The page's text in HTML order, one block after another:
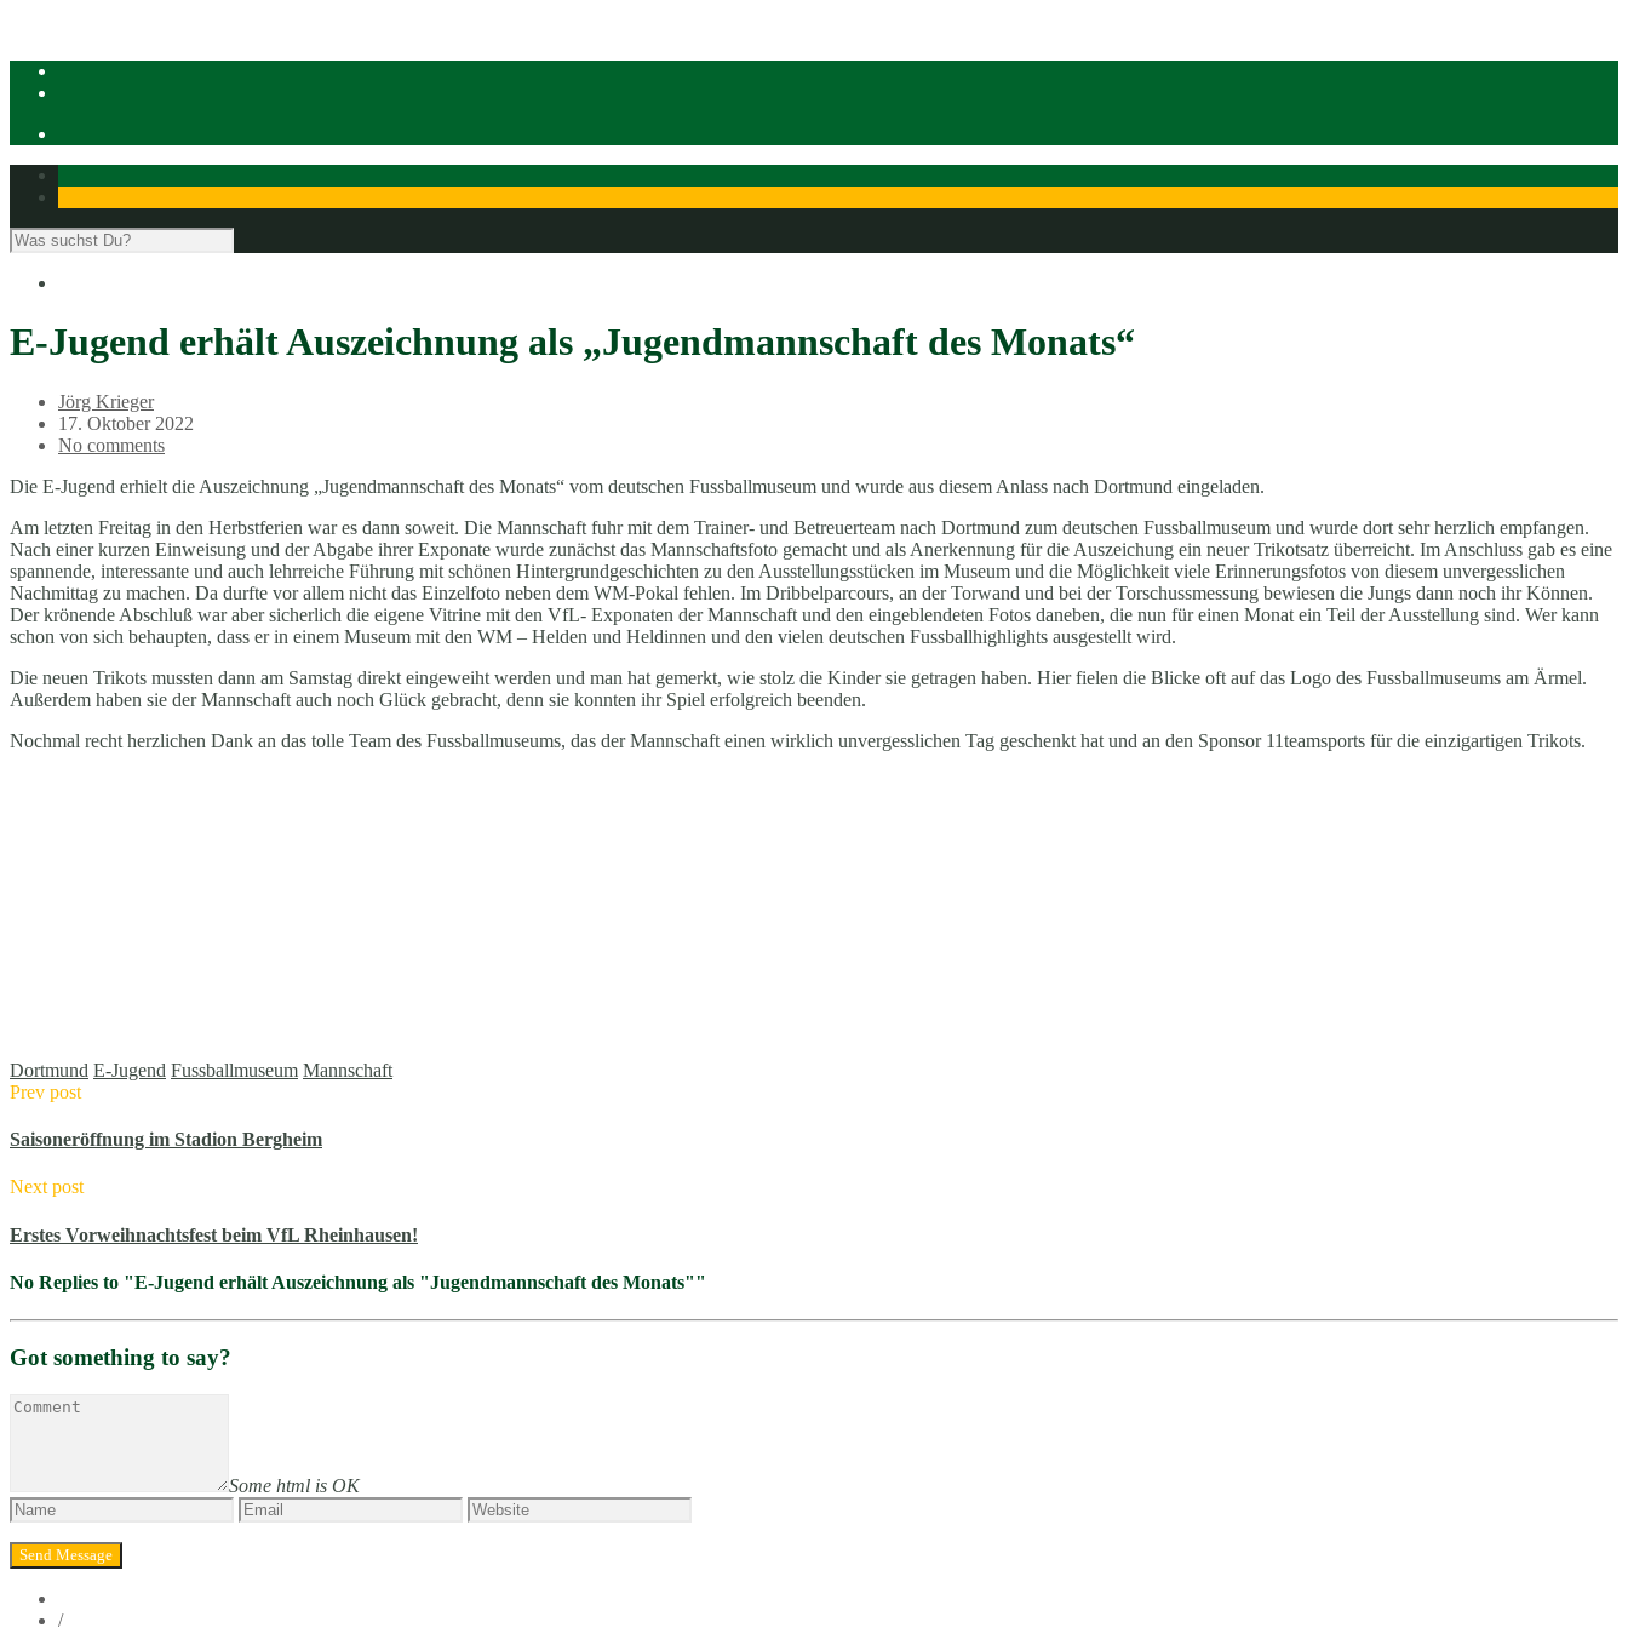
E-Jugend erhält Auszeichnung als „Jugendmannschaft des Monats“
Jörg Krieger
17. Oktober 2022
No comments
Die E-Jugend erhielt die Auszeichnung „Jugendmannschaft des Monats“ vom deutschen Fussballmuseum und wurde aus diesem Anlass nach Dortmund eingeladen.
Am letzten Freitag in den Herbstferien war es dann soweit. Die Mannschaft fuhr mit dem Trainer- und Betreuerteam nach Dortmund zum deutschen Fussballmuseum und wurde dort sehr herzlich empfangen.
Nach einer kurzen Einweisung und der Abgabe ihrer Exponate wurde zunächst das Mannschaftsfoto gemacht und als Anerkennung für die Auszeichung ein neuer Trikotsatz überreicht. Im Anschluss gab es eine
spannende, interessante und auch lehrreiche Führung mit schönen Hintergrundgeschichten zu den Ausstellungsstücken im Museum und die Möglichkeit viele Erinnerungsfotos von diesem unvergesslichen
Nachmittag zu machen. Da durfte vor allem nicht das Einzelfoto neben dem WM-Pokal fehlen. Im Dribbelparcours, an der Torwand und bei der Torschussmessung bewiesen die Jungs dann noch ihr Können.
Der krönende Abschluß war aber sicherlich die eigene Vitrine mit den VfL- Exponaten der Mannschaft und den eingeblendeten Fotos daneben, die nun für einen Monat ein Teil der Ausstellung sind. Wer kann
schon von sich behaupten, dass er in einem Museum mit den WM – Helden und Heldinnen und den vielen deutschen Fussballhighlights ausgestellt wird.
Die neuen Trikots mussten dann am Samstag direkt eingeweiht werden und man hat gemerkt, wie stolz die Kinder sie getragen haben. Hier fielen die Blicke oft auf das Logo des Fussballmuseums am Ärmel.
Außerdem haben sie der Mannschaft auch noch Glück gebracht, denn sie konnten ihr Spiel erfolgreich beenden.
Nochmal recht herzlichen Dank an das tolle Team des Fussballmuseums, das der Mannschaft einen wirklich unvergesslichen Tag geschenkt hat und an den Sponsor 11teamsports für die einzigartigen Trikots.
Dortmund E-Jugend Fussballmuseum Mannschaft
Prev post
Saisoneröffnung im Stadion Bergheim
Next post
Erstes Vorweihnachtsfest beim VfL Rheinhausen!
No Replies to "E-Jugend erhält Auszeichnung als "Jugendmannschaft des Monats""
Got something to say?
Some html is OK
/